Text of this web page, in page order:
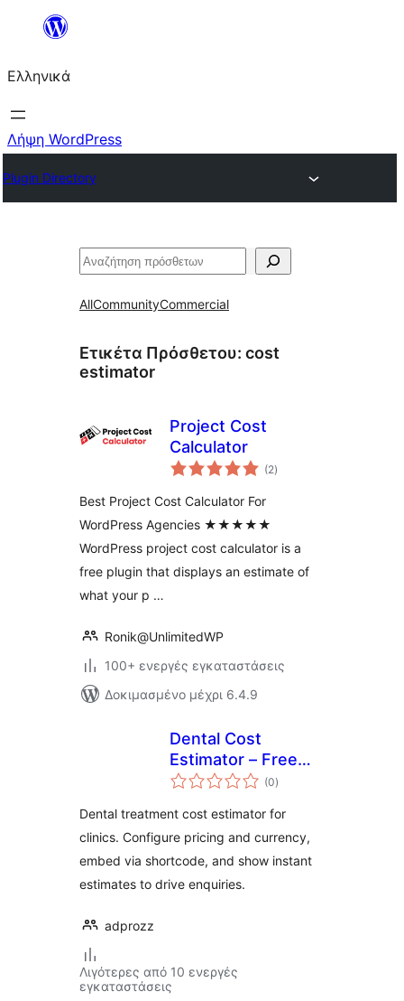
Μετάβαση
περιεχόμενο
Ελληνικά
Λήψη WordPress
Plugin Directory
Αναζήτηση
AllCommunityCommercial
Ετικέτα Πρόσθετου: cost
estimator
Project Cost
Calculator
(2αξιολογήσεις
σύνολο
)
Best Project Cost Calculator For
WordPress Agencies ★★★★★
WordPress project cost calculator is a
free plugin that displays an estimate of
what your p …
Ronik@UnlimitedWP
100+ ενεργές εγκαταστάσεις
Δοκιμασμένο μέχρι 6.4.9
Dental Cost
Estimator – Free
Dental Pricing
(0αξιολογήσεις
σύνολο
)
Dental treatment cost estimator for
clinics. Configure pricing and currency,
embed via shortcode, and show instant
estimates to drive enquiries.
adprozz
Λιγότερες από 10 ενεργές
εγκαταστάσεις